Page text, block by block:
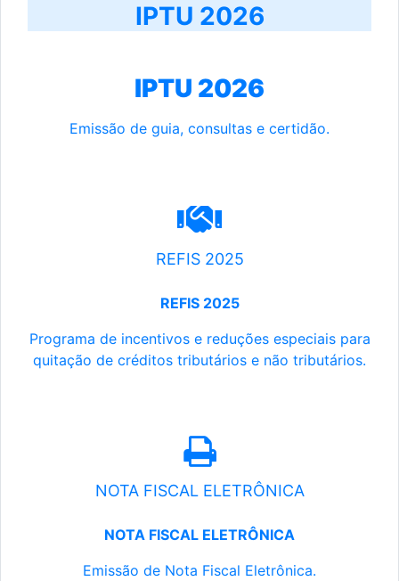
IPTU 2026
IPTU 2026
Emissão de guia, consultas e certidão.
REFIS 2025
REFIS 2025
Programa de incentivos e reduções especiais para
quitação de créditos tributários e não tributários.
NOTA FISCAL ELETRÔNICA
NOTA FISCAL ELETRÔNICA
Emissão de Nota Fiscal Eletrônica.